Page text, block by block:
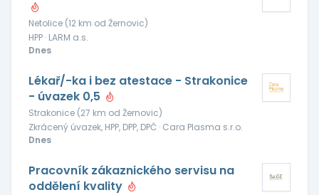
Netolice (12 km od Žernovic)
HPP · LARM a.s.
Dnes
Lékař/-ka i bez atestace - Strakonice
- úvazek 0,5
Strakonice (27 km od Žernovic)
Zkrácený úvazek, HPP, DPP, DPČ · Cara Plasma s.r.o.
Dnes
Pracovník zákaznického servisu na
oddělení kvality